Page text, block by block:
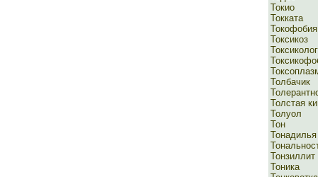
Токио
Токката
Токофобия
Токсикоз
Толбачик
Толстая
Толуол
Тон
Тонадилья
Тонзиллит
Тоника